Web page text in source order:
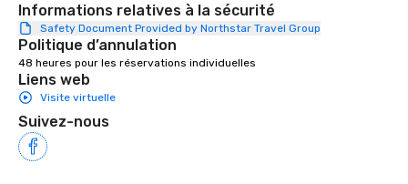
Informations relatives à la sécurité
Safety Document Provided by Northstar Travel Group
Politique d’annulation
48 heures pour les réservations individuelles
Liens web
Visite virtuelle
Suivez-nous